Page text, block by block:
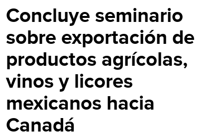
Concluye seminario
sobre exportación de
productos agrícolas,
vinos y licores
mexicanos hacia
Canadá